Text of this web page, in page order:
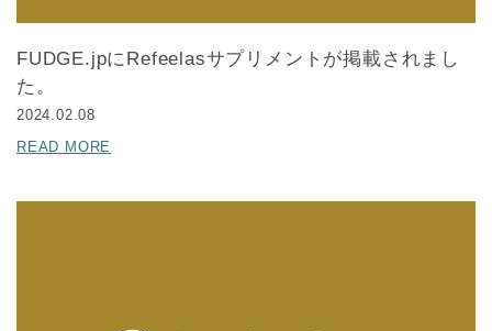
FUDGE.jpにRefeelasサプリメントが掲載されまし
た。
2024.02.08
READ MORE